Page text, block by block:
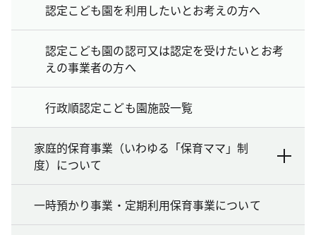
認定こども園を利用したいとお考えの方へ
認定こども園の認可又は認定を受けたいとお考
えの事業者の方へ
行政順認定こども園施設一覧
家庭的保育事業（いわゆる「保育ママ」制
度）について
一時預かり事業・定期利用保育事業について